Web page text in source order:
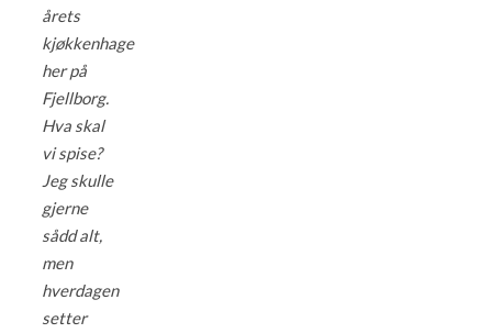
årets
kjøkkenhage
her på
Fjellborg.
Hva skal
vi spise?
Jeg skulle
gjerne
sådd alt,
men
hverdagen
setter